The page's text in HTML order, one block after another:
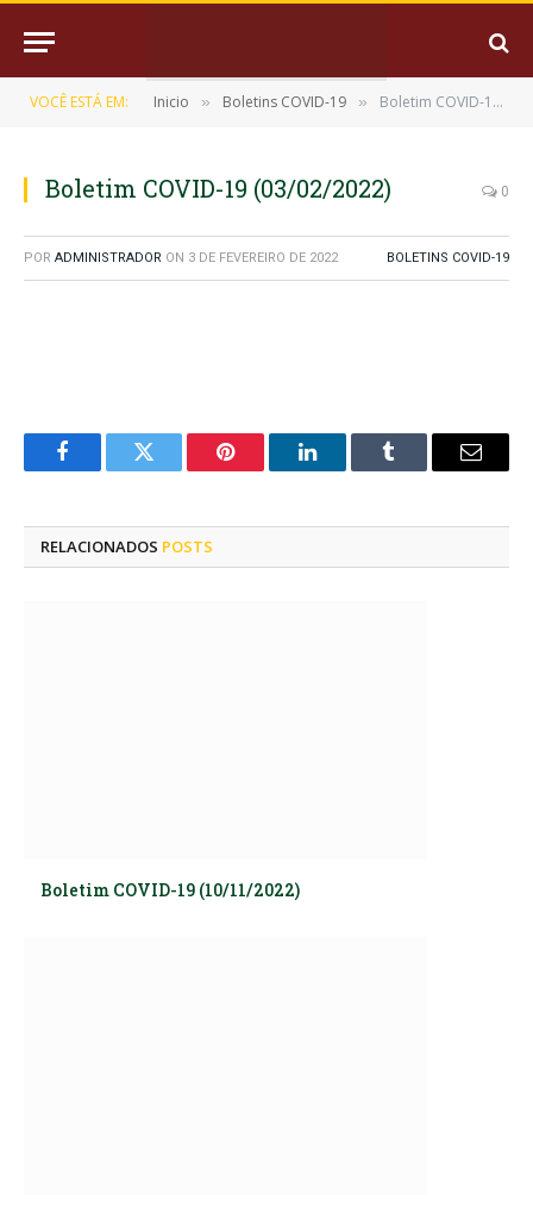
VOCÊ ESTÁ EM: Inicio » Boletins COVID-19 » Boletim COVID-19 (03/02/2022)
Boletim COVID-19 (03/02/2022) 0
POR ADMINISTRADOR ON 3 DE FEVEREIRO DE 2022 BOLETINS COVID-19
FacebookTwitter Pinterest LinkedInTumblr
E-
RELACIONADOS POSTS
Boletim COVID-19 (10/11/2022)